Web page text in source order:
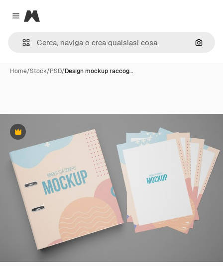
Close menu
Magnific
Cerca
Home/Stock/PSD/Design mockup raccog…
Premium